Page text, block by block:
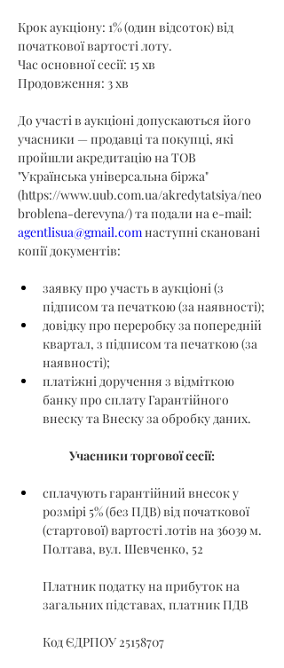
Крок аукціону: 1% (один відсоток) від
початкової вартості лоту.
Час основної сесії: 15 хв
Продовження: 3 хв
До участі в аукціоні допускаються його
учасники — продавці та покупці, які
пройшли акредитацію на ТОВ
"Українська універсальна біржа"
(https://www.uub.com.ua/akredytatsiya/neo
broblena-derevyna/) та подали на e-mail:
agentlisua@gmail.com наступні скановані
копії документів:
заявку про участь в аукціоні (з
підписом та печаткою (за наявності);
довідку про переробку за попередній
квартал, з підписом та печаткою (за
наявності);
платіжні доручення з відміткою
банку про сплату Гарантійного
внеску та Внеску за обробку даних.
Учасники торгової сесії:
сплачують гарантійний внесок у
розмірі 5% (без ПДВ) від початкової
(стартової) вартості лотів на 36039 м.
Полтава, вул. Шевченко, 52
Платник податку на прибуток на
загальних підставах, платник ПДВ
Код ЄДРПОУ 25158707